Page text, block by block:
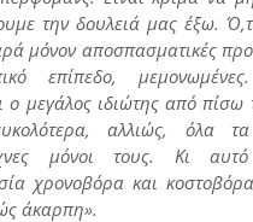
την δουλειά μας έξω.
μόνον αποσπασματικές
επίπεδο,
ο μεγάλος ιδιώτης από
αλλιώς, όλα
μόνοι τους. Κι
χρονοβόρα και
άκαρπη».